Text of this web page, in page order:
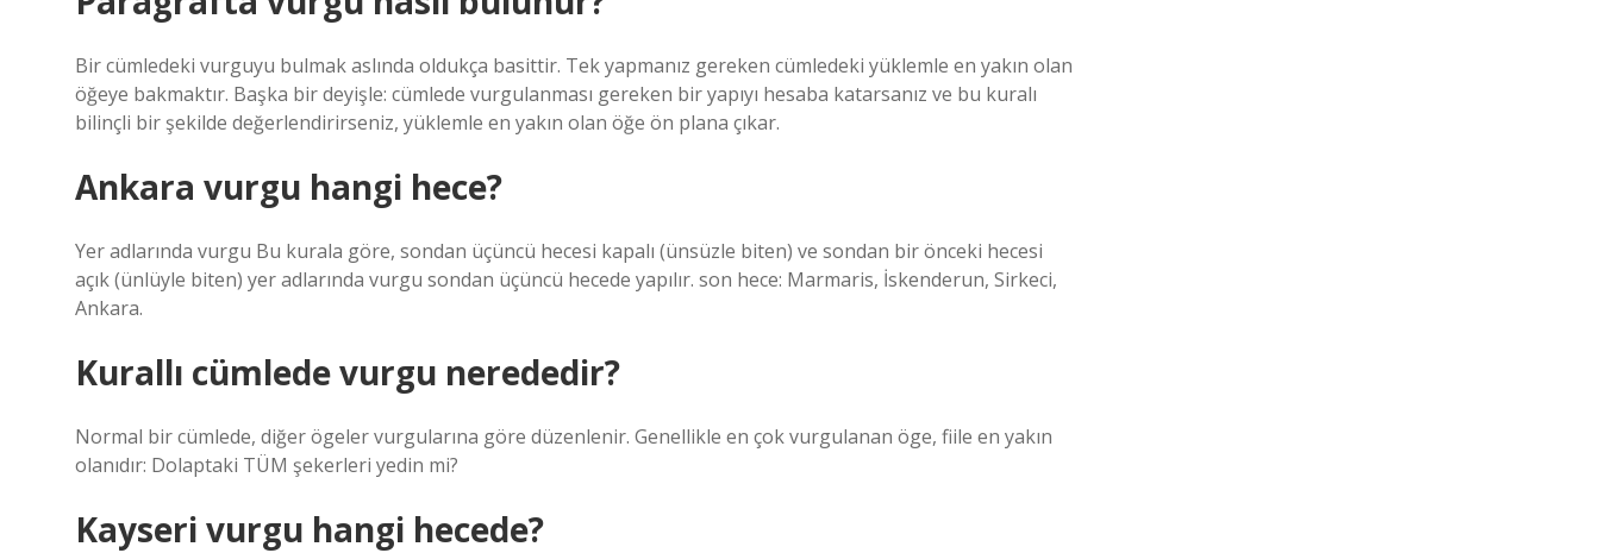
Bir cümledeki vurguyu bulmak aslında oldukça basittir. Tek yapmanız gereken cümledeki yüklemle en yakın olan
öğeye bakmaktır. Başka bir deyişle: cümlede vurgulanması gereken bir yapıyı hesaba katarsanız ve bu kuralı
bilinçli bir şekilde değerlendirirseniz, yüklemle en yakın olan öğe ön plana çıkar.
Ankara vurgu hangi hece?
Yer adlarında vurgu Bu kurala göre, sondan üçüncü hecesi kapalı (ünsüzle biten) ve sondan bir önceki hecesi
açık (ünlüyle biten) yer adlarında vurgu sondan üçüncü hecede yapılır. son hece: Marmaris, İskenderun, Sirkeci,
Ankara.
Kurallı cümlede vurgu nerededir?
Normal bir cümlede, diğer ögeler vurgularına göre düzenlenir. Genellikle en çok vurgulanan öge, fiile en yakın
olanıdır: Dolaptaki TÜM şekerleri yedin mi?
Kayseri vurgu hangi hecede?